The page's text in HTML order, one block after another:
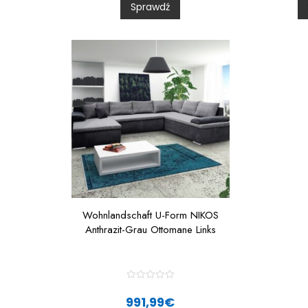
o
u
t
Sprawdź
t
Wohnlandschaft U-Form NIKOS
Anthrazit-Grau Ottomane Links
t
991,99€